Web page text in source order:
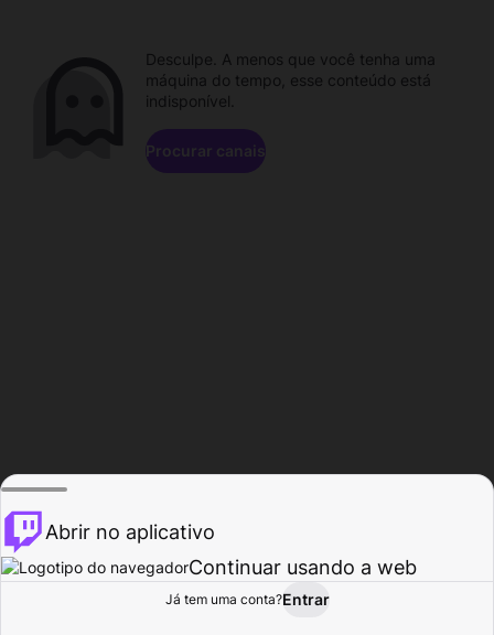
Procurar Atividade
Desculpe. A menos que você tenha uma
máquina do tempo, esse conteúdo está
indisponível.
Procurar canais
Abrir no aplicativo
Continuar usando a web
Já tem uma conta?Entrar